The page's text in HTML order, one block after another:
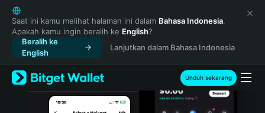
English
日本語
Tiếng Việt
Русский
Español (Latinoamérica)
Türkçe
Italiano
Saat ini kamu melihat halaman ini dalam Bahasa Indonesia.
Apakah kamu ingin beralih ke English?
Beralih ke
English
Lanjutkan dalam Bahasa Indonesia
Unduh sekarang